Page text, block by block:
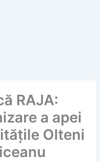
RAJA:
a apei
Olteni